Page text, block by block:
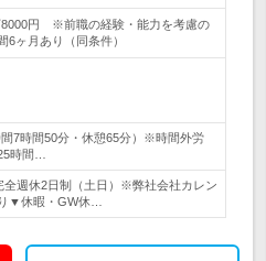
8000円 ※前職の経験・能力を考慮の
6ヶ月あり（同条件）
7時間50分・休憩65分）※時間外労
時間…
週休2日制（土日）※弊社会社カレン
▼休暇・GW休…